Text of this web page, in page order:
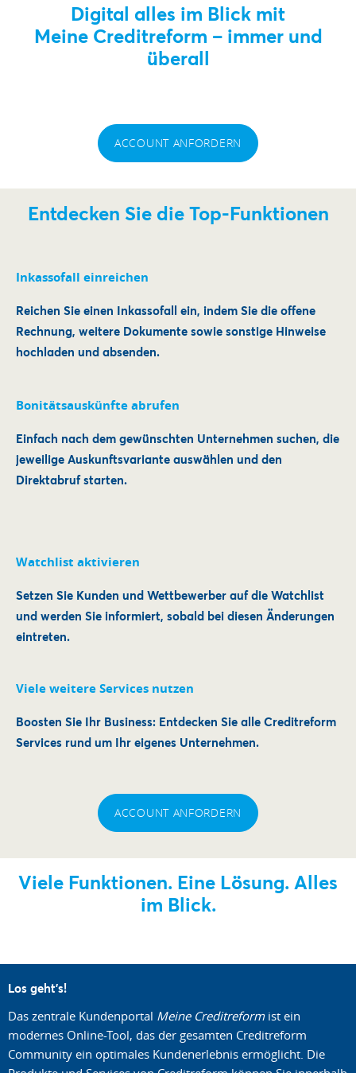
Digital alles im Blick mit
Meine Creditreform – immer und
überall
ACCOUNT ANFORDERN
Entdecken Sie die Top-Funktionen
Inkassofall einreichen
Reichen Sie einen Inkassofall ein, indem Sie die offene
Rechnung, weitere Dokumente sowie sonstige Hinweise
hochladen und absenden.
Bonitätsauskünfte abrufen
Einfach nach dem gewünschten Unternehmen suchen, die
jeweilige Auskunftsvariante auswählen und den
Direktabruf starten.
Watchlist aktivieren
Setzen Sie Kunden und Wettbewerber auf die Watchlist
und werden Sie informiert, sobald bei diesen Änderungen
eintreten.
Viele weitere Services nutzen
Boosten Sie Ihr Business: Entdecken Sie alle Creditreform
Services rund um Ihr eigenes Unternehmen.
ACCOUNT ANFORDERN
Viele Funktionen. Eine Lösung. Alles
im Blick.
Los geht's!
Das zentrale Kundenportal Meine Creditreformist ein
modernes Online-Tool, das der gesamten Creditreform
Community ein optimales Kundenerlebnis ermöglicht. Die